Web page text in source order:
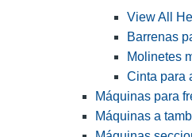
View All
Barrenas
Molinetes
Cinta para
Máquinas para
Máquinas a